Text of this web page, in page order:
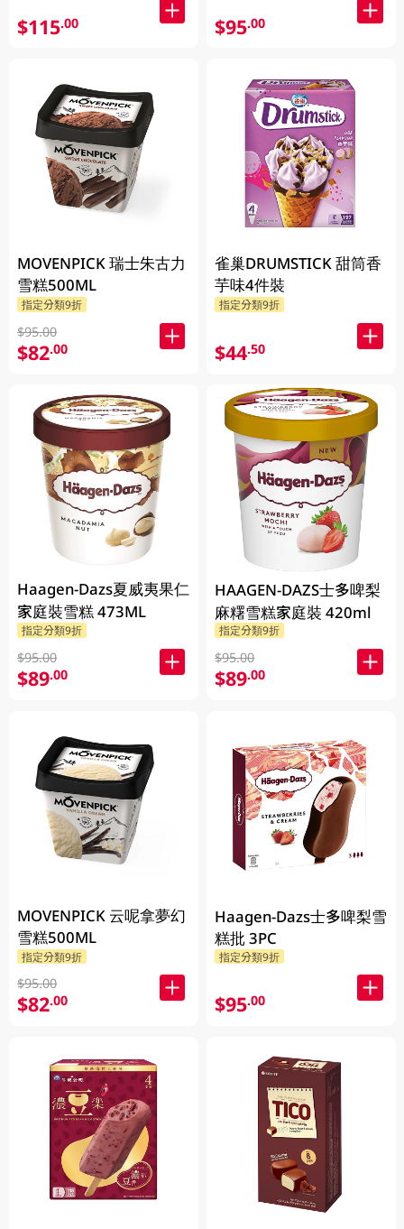
$115.00
MOVENPICK 瑞士朱古力
雪糕500ML
指定分類9折
$95.00
$82.00
Haagen-Dazs夏威夷果仁
家庭裝雪糕 473ML
指定分類9折
$95.00
$89.00
MOVENPICK 云呢拿夢幻
雪糕500ML
指定分類9折
$95.00
$82.00
$95.00
雀巢DRUMSTICK 甜筒香
芋味4件裝
指定分類9折
$44.50
HAAGEN-DAZS士多啤梨
麻糬雪糕家庭裝 420ml
指定分類9折
$95.00
$89.00
Haagen-Dazs士多啤梨雪
糕批 3PC
指定分類9折
$95.00